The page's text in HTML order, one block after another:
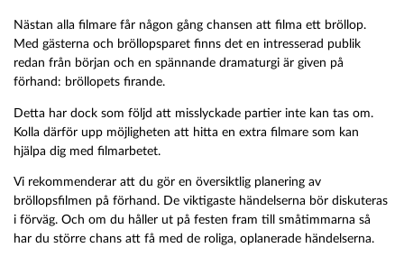
Nästan alla filmare får någon gång chansen att filma ett bröllop.
Med gästerna och bröllopsparet finns det en intresserad publik
redan från början och en spännande dramaturgi är given på
förhand: bröllopets firande.
Detta har dock som följd att misslyckade partier inte kan tas om.
Kolla därför upp möjligheten att hitta en extra filmare som kan
hjälpa dig med filmarbetet.
Vi rekommenderar att du gör en översiktlig planering av
bröllopsfilmen på förhand. De viktigaste händelserna bör diskuteras
i förväg. Och om du håller ut på festen fram till småtimmarna så
har du större chans att få med de roliga, oplanerade händelserna.